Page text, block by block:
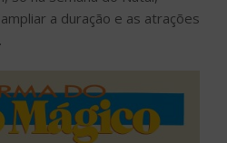
a duração e as atrações